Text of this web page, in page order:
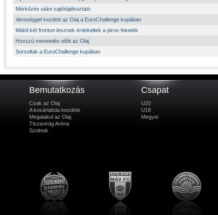
Mérkőzés utáni sajtótájékoztató
Vereséggel kezdett az Olaj a EuroChallenge kupában
Mától két fronton lesznek érdekeltek a piros-feketék
Hosszú menetelés előtt az Olaj
Sorsoltak a EuroChallenge kupában
Bemutatkozás
Csak az Olaj
A kosárlabda kezdete
Megalakul az Olaj
Tiszavirág Aréna
Szolnok
Csapat
U20
U18
Megyei